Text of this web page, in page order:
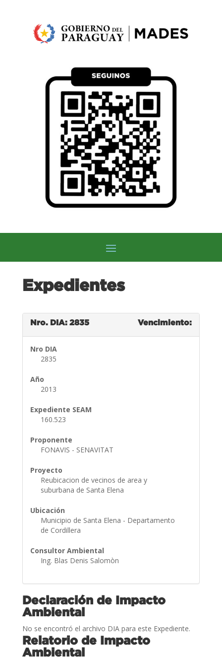
Expedientes
Nro. DIA: 2835 Vencimiento:
Nro DIA
2835
Año
2013
Expediente SEAM
160.523
Proponente
FONAVIS - SENAVITAT
Proyecto
Reubicacion de vecinos de area y
suburbana de Santa Elena
Ubicación
Municipio de Santa Elena - Departamento
de Cordillera
Consultor Ambiental
Ing. Blas Denis Salomòn
Declaración de Impacto
Ambiental
No se encontró el archivo DIA para este Expediente.
Relatorio de Impacto
Ambiental